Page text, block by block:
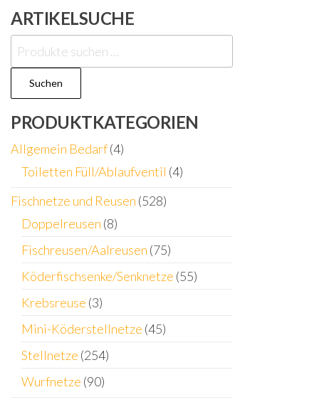
ARTIKELSUCHE
Suchen
nach:
Suchen
PRODUKTKATEGORIEN
Allgemein Bedarf(4)
Toiletten Füll/Ablaufventil (4)
Fischnetze und Reusen (528)
Doppelreusen (8)
Fischreusen/Aalreusen (75)
Köderfischsenke/Senknetze (55)
Krebsreuse (3)
Mini-Köderstellnetze (45)
Stellnetze (254)
Wurfnetze (90)